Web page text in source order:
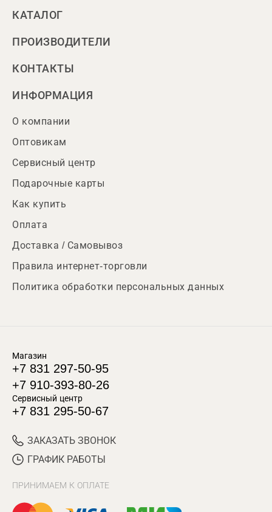
КАТАЛОГ
ПРОИЗВОДИТЕЛИ
КОНТАКТЫ
ИНФОРМАЦИЯ
О компании
Оптовикам
Сервисный центр
Подарочные карты
Как купить
Оплата
Доставка / Самовывоз
Правила интернет-торговли
Политика обработки персональных данных
Магазин
+7 831 297-50-95
+7 910-393-80-26
Сервисный центр
+7 831 295-50-67
ЗАКАЗАТЬ ЗВОНОК
ГРАФИК РАБОТЫ
ПРИНИМАЕМ К ОПЛАТЕ